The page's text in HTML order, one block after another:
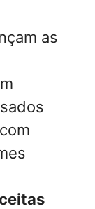
as